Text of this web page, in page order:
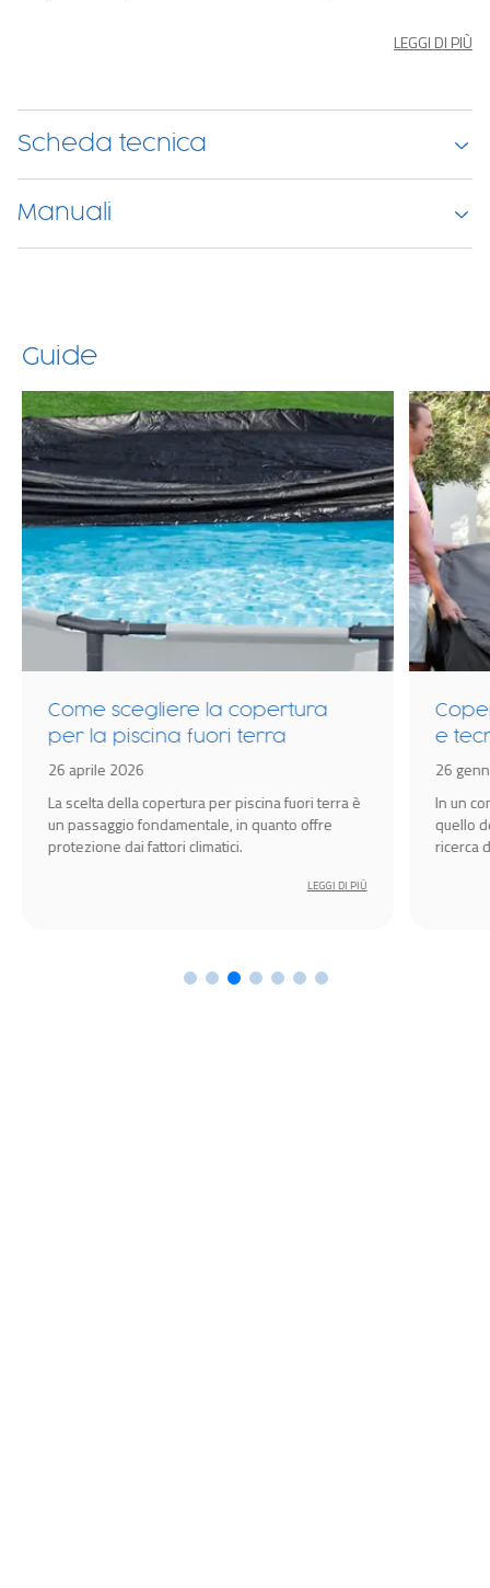
batteria, un interruttore di spegnimento automatico si attiva dopo
LEGGI DI PIÙ
Scheda tecnica
Manuali
Guide
Come scegliere la copertura
per la piscina fuori terra
26 aprile 2026
La scelta della copertura per piscina fuori terra è
un passaggio fondamentale, in quanto offre
protezione dai fattori climatici.
LEGGI DI PIÙ
e
26
In un
quello
ricerca